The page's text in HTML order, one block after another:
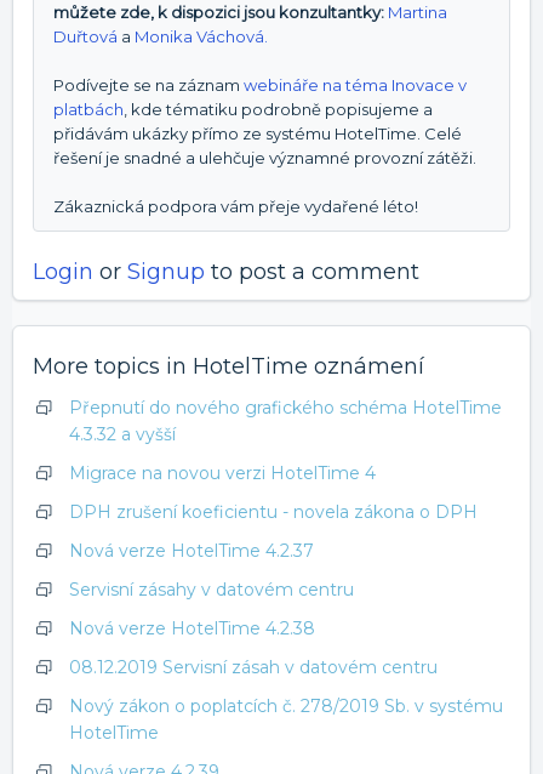
můžete zde, k dispozici jsou konzultantky: Martina
Duřtová a Monika Váchová.
Podívejte se na záznam webináře na téma Inovace v
platbách , kde tématiku podrobně popisujeme a
přidávám ukázky přímo ze systému HotelTime. Celé
řešení je snadné a ulehčuje významné provozní zátěži.
Zákaznická podpora vám přeje vydařené léto!
Login or Signup to post a comment
More topics in HotelTime oznámení
Přepnutí do nového grafického schéma HotelTime
4.3.32 a vyšší
Migrace na novou verzi HotelTime 4
DPH zrušení koeficientu - novela zákona o DPH
Nová verze HotelTime 4.2.37
Servisní zásahy v datovém centru
Nová verze HotelTime 4.2.38
08.12.2019 Servisní zásah v datovém centru
Nový zákon o poplatcích č. 278/2019 Sb. v systému
HotelTime